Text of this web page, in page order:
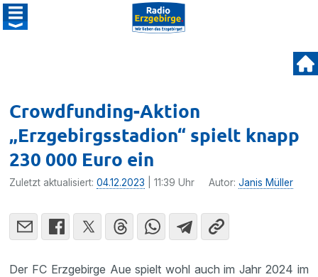
Crowdfunding-Aktion
„Erzgebirgsstadion“ spielt knapp
230 000 Euro ein
Zuletzt aktualisiert:04.12.2023 | 11:39 Uhr Autor:Janis Müller
Der FC Erzgebirge Aue spielt wohl auch im Jahr 2024 im